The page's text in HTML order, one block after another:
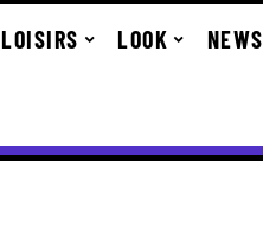
LOISIRS LOOK NEWS